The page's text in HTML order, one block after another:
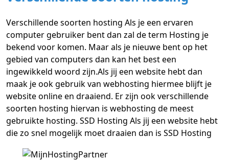
Verschillende soorten hosting Als je een ervaren
computer gebruiker bent dan zal de term Hosting je
bekend voor komen. Maar als je nieuwe bent op het
gebied van computers dan kan het best een
ingewikkeld woord zijn.Als jij een website hebt dan
maak je ook gebruik van webhosting hiermee blijft je
website online en draaiend. Er zijn ook verschillende
soorten hosting hiervan is webhosting de meest
gebruikte hosting. SSD Hosting Als jij een website hebt
die zo snel mogelijk moet draaien dan is SSD Hosting